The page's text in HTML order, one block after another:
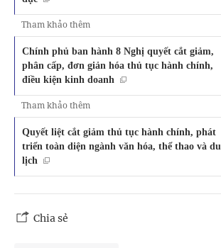
Tham khảo thêm
Chính phủ ban hành 8 Nghị quyết cắt giảm,
phân cấp, đơn giản hóa thủ tục hành chính,
điều kiện kinh doanh
Tham khảo thêm
Quyết liệt cắt giảm thủ tục hành chính, phát
triển toàn diện ngành văn hóa, thể thao và du
lịch
Chia sẻ